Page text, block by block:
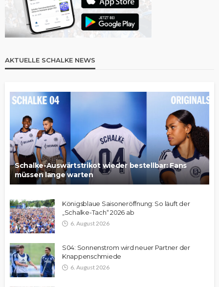
AKTUELLE SCHALKE NEWS
Schalke-Auswärtstrikot wieder bestellbar: Fans
müssen lange warten
Königsblaue Saisoneröffnung: So läuft der
„Schalke-Tach“ 2026 ab
6. August 2026
S04: Sonnenstrom wird neuer Partner der
Knappenschmiede
6. August 2026